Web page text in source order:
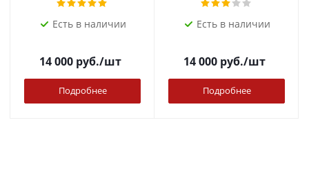
Есть в наличии
14 000руб./шт
Подробнее
Есть в наличии
14 000руб./шт
Подробнее